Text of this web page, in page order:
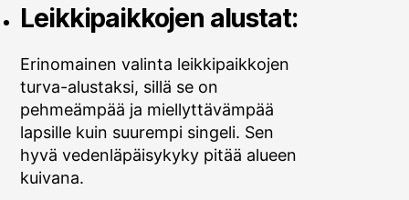
Leikkipaikkojen alustat:
Erinomainen valinta leikkipaikkojen
turva-alustaksi, sillä se on
pehmeämpää ja miellyttävämpää
lapsille kuin suurempi singeli. Sen
hyvä vedenläpäisykyky pitää alueen
kuivana.